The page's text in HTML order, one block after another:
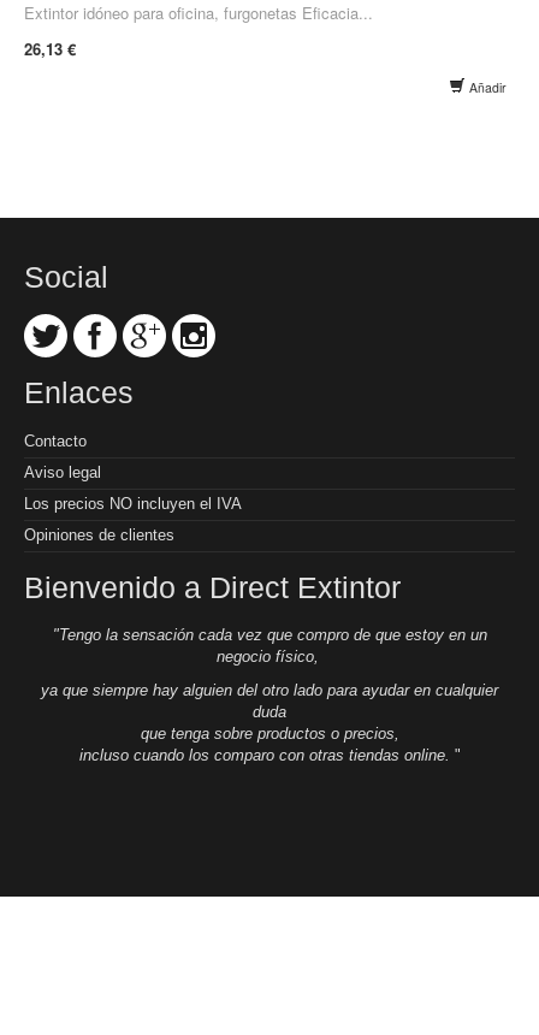
Extintor idóneo para oficina, furgonetas Eficacia...
26,13 €
Añadir
Social
Enlaces
Contacto
Aviso legal
Los precios NO incluyen el IVA
Opiniones de clientes
Bienvenido a Direct Extintor
"Tengo la sensación cada vez que compro de que estoy en un
negocio físico,
ya que siempre hay alguien del otro lado para ayudar en cualquier
duda
que tenga sobre productos o precios,
incluso cuando los comparo con otras tiendas online. "